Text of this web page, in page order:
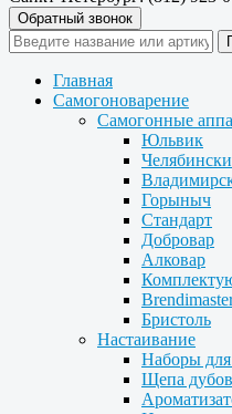
Обратный звонок
Главная
Самогоноварение
Самогонные
Юльвик
Горыныч
Стандарт
Добровар
Алковар
Бристоль
Настаивание
Наборы для
Щепа